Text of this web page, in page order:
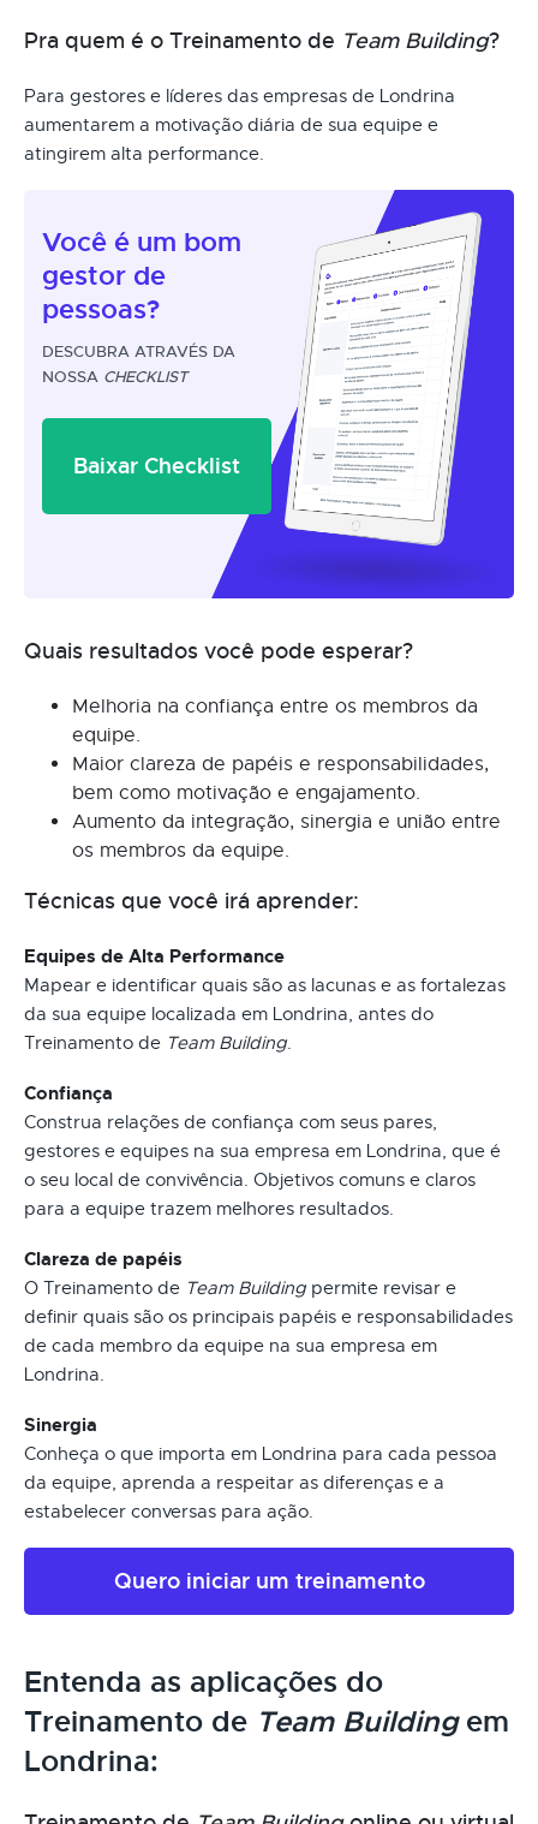
Pra quem é o Treinamento de Team Building?
Para gestores e líderes das empresas de Londrina
aumentarem a motivação diária de sua equipe e
atingirem alta performance.
Você é um bom
gestor de
pessoas?
DESCUBRA ATRAVÉS DA
NOSSA CHECKLIST
Baixar Checklist
Quais resultados você pode esperar?
Melhoria na confiança entre os membros da
equipe.
Maior clareza de papéis e responsabilidades,
bem como motivação e engajamento.
Aumento da integração, sinergia e união entre
os membros da equipe.
Técnicas que você irá aprender:
Equipes de Alta Performance
Mapear e identificar quais são as lacunas e as fortalezas
da sua equipe localizada em Londrina, antes do
Treinamento de Team Building.
Confiança
Construa relações de confiança com seus pares,
gestores e equipes na sua empresa em Londrina, que é
o seu local de convivência. Objetivos comuns e claros
para a equipe trazem melhores resultados.
Clareza de papéis
O Treinamento de Team Building permite revisar e
definir quais são os principais papéis e responsabilidades
de cada membro da equipe na sua empresa em
Londrina.
Sinergia
Conheça o que importa em Londrina para cada pessoa
da equipe, aprenda a respeitar as diferenças e a
estabelecer conversas para ação.
Quero iniciar um treinamento
Entenda as aplicações do
Treinamento de Team Buildingem
Londrina: